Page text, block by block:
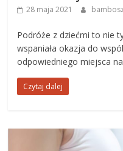
28 maja 2021
Podróże z dziećmi to nie
wspaniała okazja do
odpowiedniego miejsca
Czytaj dalej